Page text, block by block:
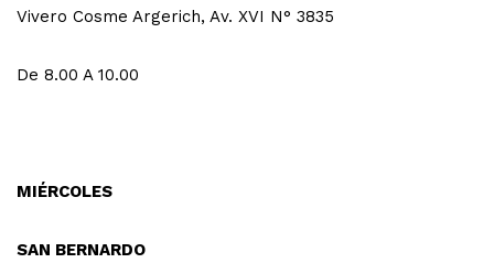
Vivero Cosme Argerich, Av. XVI N° 3835
De 8.00 A 10.00
MIÉRCOLES
SAN BERNARDO